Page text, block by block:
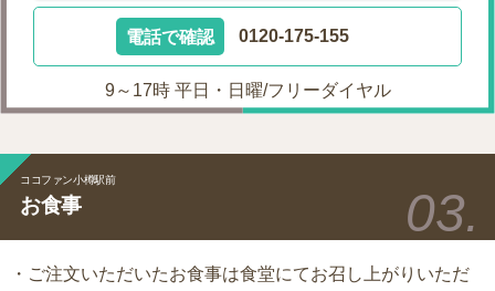
電話で確認 0120-175-155
9～17時 平日・日曜/フリーダイヤル
ココファン小樽駅前
お食事
・ご注文いただいたお食事は食堂にてお召し上がりいただ